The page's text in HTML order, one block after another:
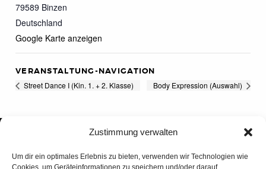
Zustimmung verwalten
Um dir ein optimales Erlebnis zu bieten, verwenden wir Technologien wie
Cookies, um Geräteinformationen zu speichern und/oder darauf
79589 Binzen
Deutschland
Google Karte anzeigen
VERANSTALTUNG-NAVIGATION
Street Dance I (Kin. 1. + 2. Klasse) Body Expression (Auswahl)